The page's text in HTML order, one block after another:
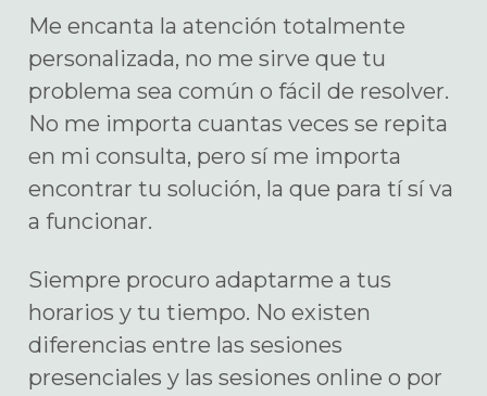
Me encanta la atención totalmente
personalizada, no me sirve que tu
problema sea común o fácil de resolver.
No me importa cuantas veces se repita
en mi consulta, pero sí me importa
encontrar tu solución, la que para tí sí va
a funcionar.
Siempre procuro adaptarme a tus
horarios y tu tiempo. No existen
diferencias entre las sesiones
presenciales y las sesiones online o por